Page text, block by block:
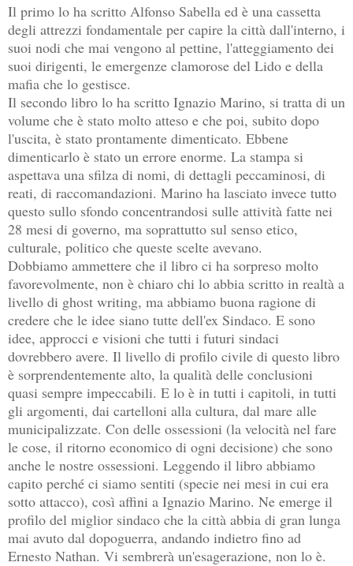
Il primo lo ha scritto Alfonso Sabella ed è una cassetta
degli attrezzi fondamentale per capire la città dall'interno, i
suoi nodi che mai vengono al pettine, l'atteggiamento dei
suoi dirigenti, le emergenze clamorose del Lido e della
mafia che lo gestisce.
Il secondo libro lo ha scritto Ignazio Marino, si tratta di un
volume che è stato molto atteso e che poi, subito dopo
l'uscita, è stato prontamente dimenticato. Ebbene
dimenticarlo è stato un errore enorme. La stampa si
aspettava una sfilza di nomi, di dettagli peccaminosi, di
reati, di raccomandazioni. Marino ha lasciato invece tutto
questo sullo sfondo concentrandosi sulle attività fatte nei
28 mesi di governo, ma soprattutto sul senso etico,
culturale, politico che queste scelte avevano.
Dobbiamo ammettere che il libro ci ha sorpreso molto
favorevolmente, non è chiaro chi lo abbia scritto in realtà a
livello di ghost writing, ma abbiamo buona ragione di
credere che le idee siano tutte dell'ex Sindaco. E sono
idee, approcci e visioni che tutti i futuri sindaci
dovrebbero avere. Il livello di profilo civile di questo libro
è sorprendentemente alto, la qualità delle conclusioni
quasi sempre impeccabili. E lo è in tutti i capitoli, in tutti
gli argomenti, dai cartelloni alla cultura, dal mare alle
municipalizzate. Con delle ossessioni (la velocità nel fare
le cose, il ritorno economico di ogni decisione) che sono
anche le nostre ossessioni. Leggendo il libro abbiamo
capito perché ci siamo sentiti (specie nei mesi in cui era
sotto attacco), così affini a Ignazio Marino. Ne emerge il
profilo del miglior sindaco che la città abbia di gran lunga
mai avuto dal dopoguerra, andando indietro fino ad
Ernesto Nathan. Vi sembrerà un'esagerazione, non lo è.